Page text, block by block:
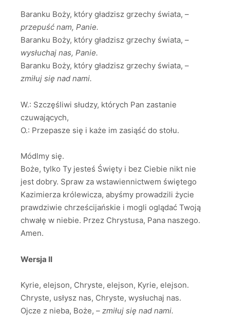
Baranku Boży, który gładzisz grzechy świata, –
przepuść nam, Panie.
Baranku Boży, który gładzisz grzechy świata, –
wysłuchaj nas, Panie.
Baranku Boży, który gładzisz grzechy świata, –
zmiłuj się nad nami.
W.: Szczęśliwi słudzy, których Pan zastanie
czuwających,
O.: Przepasze się i każe im zasiąść do stołu.
Módlmy się.
Boże, tylko Ty jesteś Święty i bez Ciebie nikt nie
jest dobry. Spraw za wstawiennictwem świętego
Kazimierza królewicza, abyśmy prowadzili życie
prawdziwie chrześcijańskie i mogli oglądać Twoją
chwałę w niebie. Przez Chrystusa, Pana naszego.
Amen.
Wersja II
Kyrie, elejson, Chryste, elejson, Kyrie, elejson.
Chryste, usłysz nas, Chryste, wysłuchaj nas.
Ojcze z nieba, Boże, – zmiłuj się nad nami.